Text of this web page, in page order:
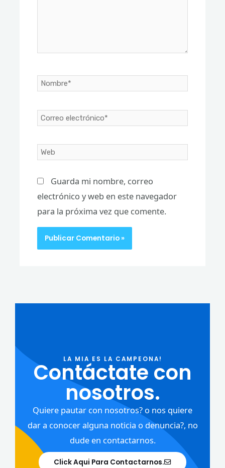
Nombre*
Correo
electrónico*
Web
Guarda mi nombre, correo
electrónico y web en este navegador
para la próxima vez que comente.
LA MIA ES LA CAMPEONA!
Contáctate con
nosotros.
Quiere pautar con nosotros? o nos quiere
dar a conocer alguna noticia o denuncia?, no
dude en contactarnos.
Click Aqui Para Contactarnos.